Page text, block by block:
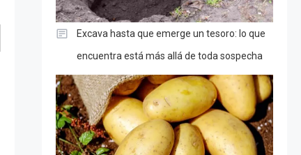
Excava hasta que emerge un tesoro: lo que
encuentra está más allá de toda sospecha